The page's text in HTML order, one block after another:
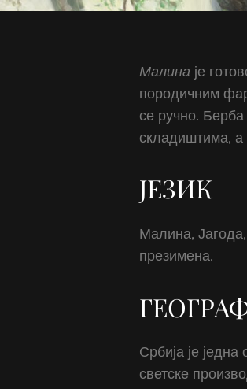
Малина је
породичним
се ручно.
складиштима, а
ЈЕЗИК
Малина,
презимена.
Србија је
светске